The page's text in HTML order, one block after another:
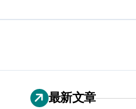
最新文章